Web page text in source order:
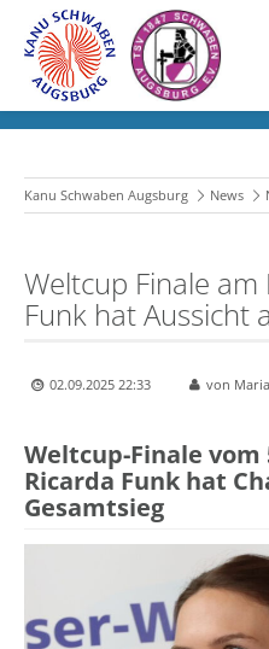
Kanu Schwaben Augsburg News
Weltcup Finale am
Funk hat Aussicht
02.09.2025 22:33 von
Weltcup-Finale vom
Ricarda Funk hat
Gesamtsieg